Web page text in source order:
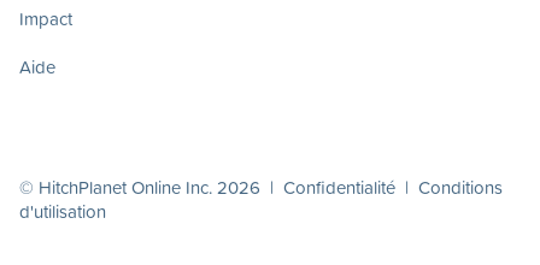
Impact
Aide
© HitchPlanet Online Inc. 2026 | Confidentialité | Conditions
d'utilisation